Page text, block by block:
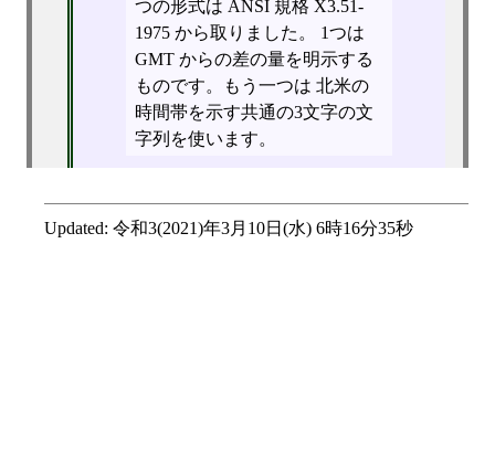
つの形式は ANSI 規格 X3.51-
1975 から取りました。 1つは
GMT からの差の量を明示する
ものです。もう一つは 北米の
時間帯を示す共通の3文字の文
字列を使います。
Updated: 令和3(2021)年3月10日(水) 6時16分35秒